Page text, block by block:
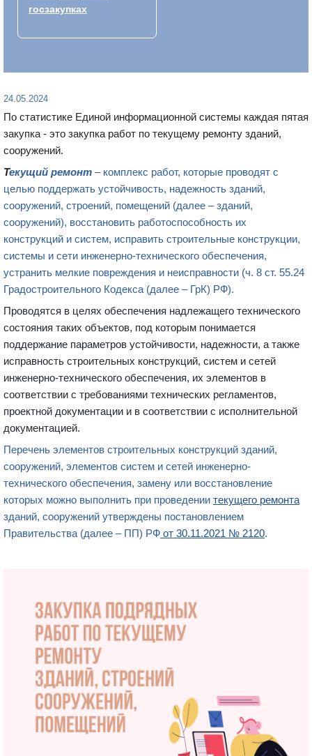
госзакупках
24.05.2024
По статистике Единой информационной системы каждая пятая
закупка - это закупка работ по текущему ремонту зданий,
сооружений.
Текущий ремонт – комплекс работ, которые проводят с
целью поддержать устойчивость, надежность зданий,
сооружений, строений, помещений (далее – зданий,
сооружений), восстановить работоспособность их
конструкций и систем, исправить строительные конструкции,
системы и сети инженерно-технического обеспечения,
устранить мелкие повреждения и неисправности (ч. 8 ст. 55.24
Градостроительного Кодекса (далее – ГрК) РФ).
Проводятся в целях обеспечения надлежащего технического
состояния таких объектов, под которым понимается
поддержание параметров устойчивости, надежности, а также
исправность строительных конструкций, систем и сетей
инженерно-технического обеспечения, их элементов в
соответствии с требованиями технических регламентов,
проектной документации и в соответствии с исполнительной
документацией.
Перечень элементов строительных конструкций зданий,
сооружений, элементов систем и сетей инженерно-
технического обеспечения, замену или восстановление
которых можно выполнить при проведении текущего ремонта
зданий, сооружений утверждены постановлением
Правительства (далее – ПП) РФ от 30.11.2021 № 2120.